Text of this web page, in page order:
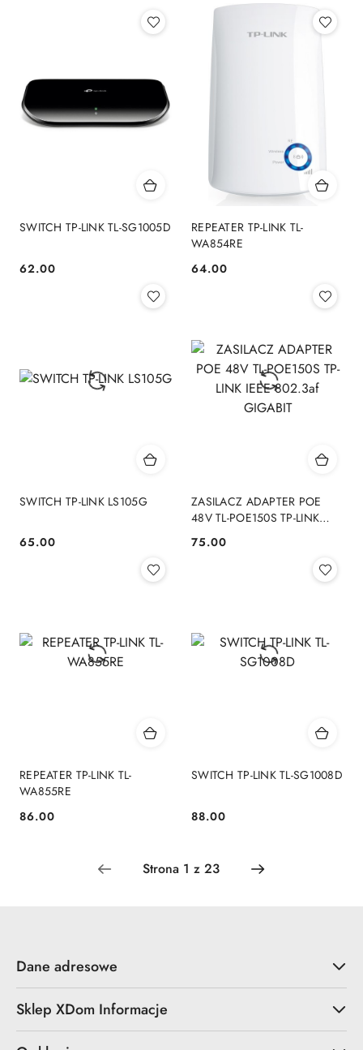
SWITCH TP-LINK TL-SG1005D
Cena:
62.00
REPEATER TP-LINK TL-
WA854RE
Cena:
64.00
SWITCH TP-LINK LS105G
Cena:
65.00
ZASILACZ ADAPTER POE
48V TL-POE150S TP-LINK
Cena:
75.00
REPEATER TP-LINK TL-
WA855RE
Cena:
86.00
SWITCH TP-LINK TL-SG1008D
Cena:
88.00
Dane adresowe
Sklep XDom Informacje